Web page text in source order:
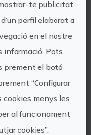
Joiosa
les
de la
es troba
Marina
de
relació
te publicitat
perfil elaborat a
en el nostre
informació. Pots
prement el botó
“Configurar
cookies menys les
al funcionament
cookies”.